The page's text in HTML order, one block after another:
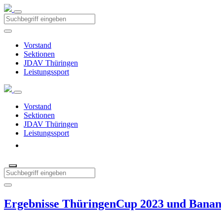
Vorstand
Sektionen
JDAV Thüringen
Leistungssport
Vorstand
Sektionen
JDAV Thüringen
Leistungssport
Ergebnisse ThüringenCup 2023 und